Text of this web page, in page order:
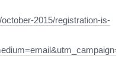
2015/registration-is-